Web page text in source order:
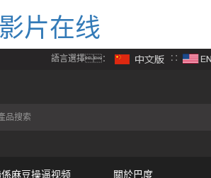
片在线
語言選擇： ∷
麻豆操逼视频 關於巴度